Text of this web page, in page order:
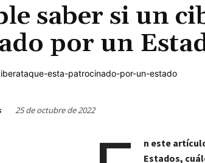
saber si un
por un
25 de octubre de 2022
n este
Estados,